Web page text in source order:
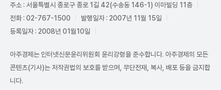
주소 : 서울특별시 종로구 종로 1길 42(수송동 146-1) 이마빌딩 11층
전화 : 02-767-1500
발행일자 : 2007년 11월 15일
등록일자 : 2008년 01월10일
아주경제는 인터넷신문윤리위원회 윤리강령을 준수합니다. 아주경제의 모든
콘텐츠(기사)는 저작권법의 보호를 받으며, 무단전재, 복사, 배포 등을 금지합
니다.